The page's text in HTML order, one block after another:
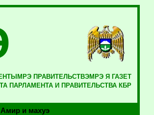
ПРАВИТЕЛЬСТВЭМРЭ Я ГАЗЕТ
ПАРЛАМЕНТА И ПРАВИТЕЛЬСТВА КБР
и махуэ